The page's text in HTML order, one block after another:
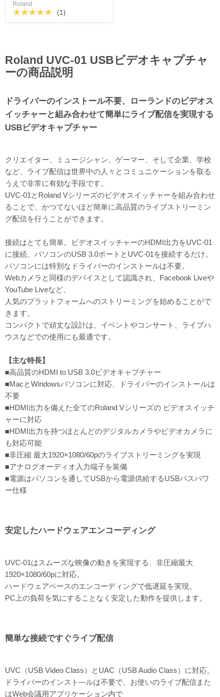
Roland
(1)
Roland UVC-01 USBビデオキャプチャ
ーの商品説明
ドライバーのインストール不要、ローランドのビデオス
イッチャーと組み合わせて簡単にライブ配信を実現する
USBビデオキャプチャー
クリエイター、ミュージシャン、ゲーマー、そして企業、学校
など、ライブ配信は世界中の人々とコミュニケーションを取る
うえで非常に有効な手段です。
UVC-01とRoland Vシリーズのビデオスイッチャーを組み合わせ
ることで、かつてないほど簡単に高品質のライブストリーミン
グ配信を行うことができます。
接続はとても簡単。ビデオスイッチャーのHDMI出力をUVC-01
に接続、パソコンのUSB 3.0ポートとUVC-01を接続するだけ。
パソコンには特別なドライバーのインストールは不要。
Webカメラと同様のデバイスとして認識され、Facebook Liveや
YouTube Liveなど、
人気のプラットフォームへのストリーミングを始めることがで
きます。
コンパクトで頑丈な設計は、イベントやコンサート、ライブハ
ウスなどでの使用にも最適です。
【主な特長】
■高品質のHDMI to USB 3.0ビデオキャプチャー
■MacとWindowsパソコンに対応、ドライバーのインストールは
不要
■HDMI出力を備えた全てのRoland Vシリーズの ビデオスイッチ
ャーに対応
■HDMI出力を持つほとんどのデジタルカメラやビデオカメラに
も対応可能
■非圧縮 最大1920×1080/60pのライブストリーミングを実現
■アナログオーディオ入力端子を装備
■電源はパソコンを通してUSBから電源供給するUSBパスパワ
ー仕様
安定したハードウェアエンコーディング
UVC-01はスムーズな映像の動きを実現する、非圧縮最大
1920×1080/60pに対応。
ハードウェアベースのエンコーディングで低遅延を実現。
PC上の負荷を気にすることなく安定した動作を提供します。
簡単な接続ですぐライブ配信
UVC（USB Video Class）とUAC（USB Audio Class）に対応。
ドライバーのインスト―ルは不要で、お使いのライブ配信また
はWeb会議用アプリケーション内で